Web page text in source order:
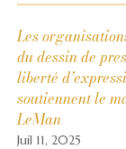
Les
du dessin de
liberté
soutiennent le
LeMan
Juil 11, 2025